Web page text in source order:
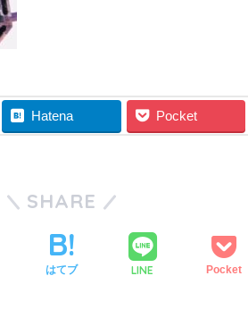
Hatena Pocket
SHARE
はてブ LINE Pocket